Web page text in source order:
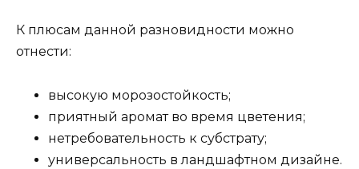
К плюсам данной разновидности можно
отнести:
высокую морозостойкость;
приятный аромат во время цветения;
нетребовательность к субстрату;
универсальность в ландшафтном дизайне.